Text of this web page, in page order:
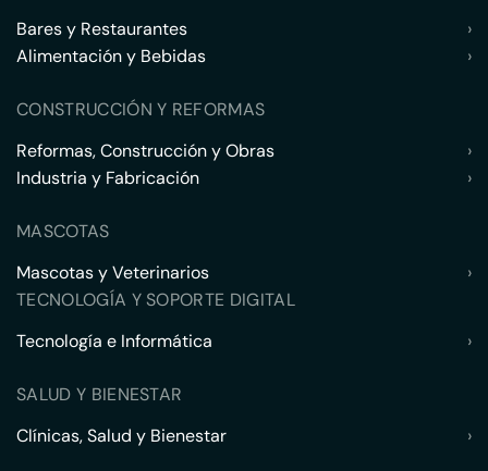
Bares y Restaurantes
›
Alimentación y Bebidas
›
CONSTRUCCIÓN Y REFORMAS
Reformas, Construcción y Obras
›
Industria y Fabricación
›
MASCOTAS
Mascotas y Veterinarios
›
TECNOLOGÍA Y SOPORTE DIGITAL
Tecnología e Informática
›
SALUD Y BIENESTAR
Clínicas, Salud y Bienestar
›